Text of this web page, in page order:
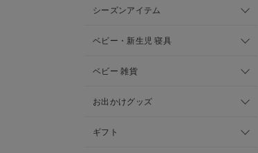
シーズンアイテム
ベビー・新生児 寝具
ベビー 雑貨
お出かけグッズ
ギフト